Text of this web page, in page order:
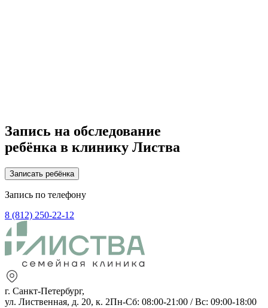
Запись на обследование
ребёнка в клинику Листва
Записать ребёнка
Запись по телефону
8 (812) 250-22-12
г. Санкт-Петербург,
ул. Лиственная, д. 20, к. 2Пн-Сб: 08:00-21:00 / Вс: 09:00-18:00